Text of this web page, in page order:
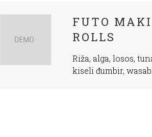
FUTO
ROLLS
Riža, alga, losos,
kiseli đumbir,